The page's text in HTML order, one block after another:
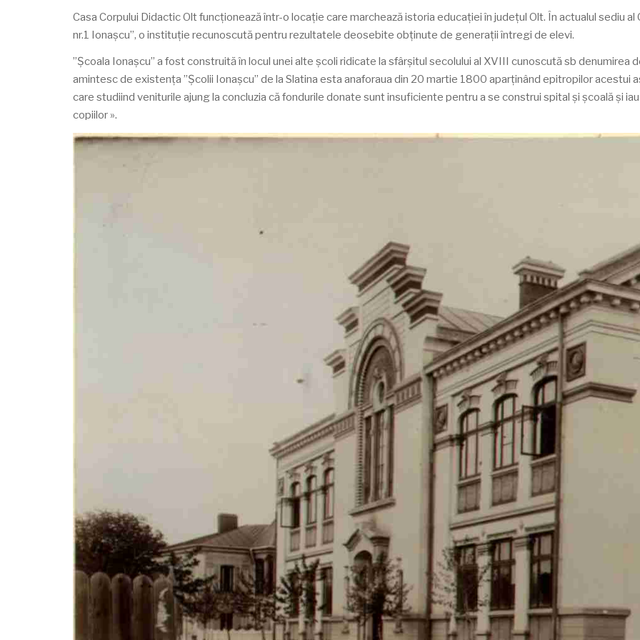
Casa Corpului Didactic Olt funcționează într-o locație care marchează istoria educației în județul Olt. În actualul sediu
nr.1 Ionașcu”, o instituție recunoscută pentru rezultatele deosebite obținute de generații întregi de elevi.
”Școala Ionașcu” a fost construită în locul unei alte școli ridicate la sfârșitul secolului al XVIII cunoscută sb denumirea
amintesc de existenţa ”Şcolii Ionaşcu” de la Slatina esta anaforaua din 20 martie 1800 aparţinând epitropilor acestui
care studiind veniturile ajung la concluzia că fondurile donate sunt insuficiente pentru a se construi spital şi şcoală și
copiilor ».